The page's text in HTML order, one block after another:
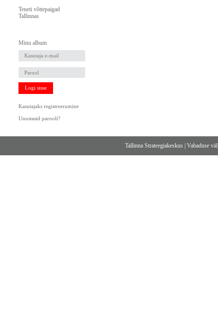
Teneti võttepaigad
Tallinnas
Minu album
Logi sisse
Kasutajaks registreerumine
Unustasid parooli?
Tallinna Strateegiakeskus |Vabaduse